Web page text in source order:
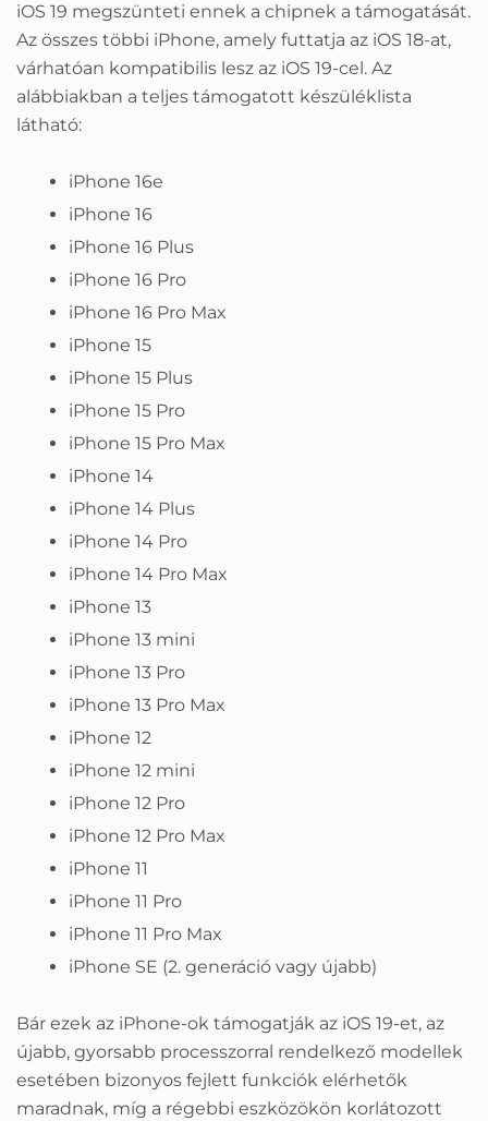
iOS 19 megszünteti ennek a chipnek a támogatását.
Az összes többi iPhone, amely futtatja az iOS 18-at,
várhatóan kompatibilis lesz az iOS 19-cel. Az
alábbiakban a teljes támogatott készüléklista
látható:
iPhone 16e
iPhone 16
iPhone 16 Plus
iPhone 16 Pro
iPhone 16 Pro Max
iPhone 15
iPhone 15 Plus
iPhone 15 Pro
iPhone 15 Pro Max
iPhone 14
iPhone 14 Plus
iPhone 14 Pro
iPhone 14 Pro Max
iPhone 13
iPhone 13 mini
iPhone 13 Pro
iPhone 13 Pro Max
iPhone 12
iPhone 12 mini
iPhone 12 Pro
iPhone 12 Pro Max
iPhone 11
iPhone 11 Pro
iPhone 11 Pro Max
iPhone SE (2. generáció vagy újabb)
Bár ezek az iPhone-ok támogatják az iOS 19-et, az
újabb, gyorsabb processzorral rendelkező modellek
esetében bizonyos fejlett funkciók elérhetők
maradnak, míg a régebbi eszközökön korlátozott